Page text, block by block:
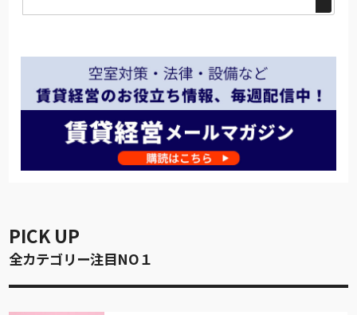
PICK UP
全カテゴリー注目NO１